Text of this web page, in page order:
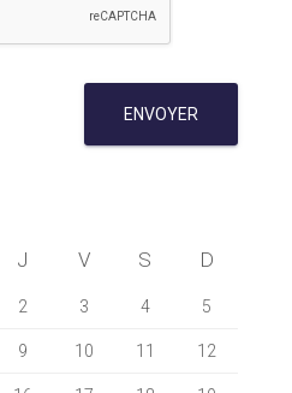
ENVOYER
J V S D
2 3 4 5
9 10 11 12